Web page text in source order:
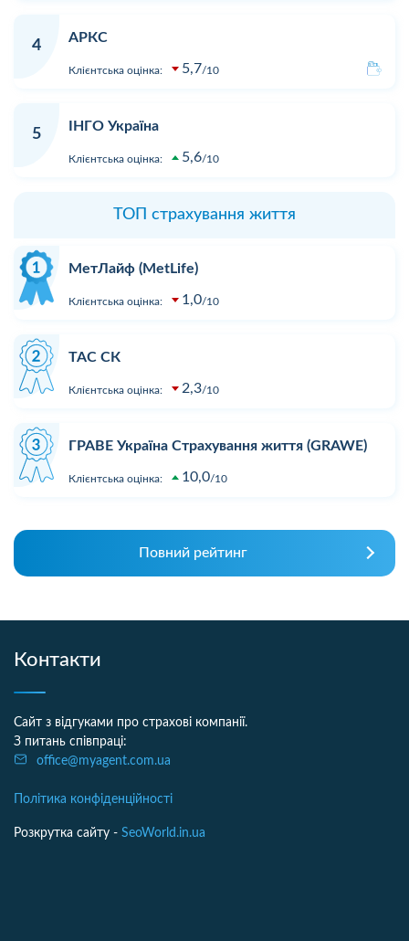
4
АРКС
Клієнтська оцінка: 5,7 10
5
ІНГО Україна
Клієнтська оцінка: 5,6 10
ТОП страхування життя
МетЛайф (MetLife)
Клієнтська оцінка: 1,0 10
ТАС СК
Клієнтська оцінка: 2,3 10
ГРАВЕ Україна Страхування життя (GRAWE)
Клієнтська оцінка: 10,0 10
Повний рейтинг
Контакти
Сайт з відгуками про страхові компанії.
З питань співпраці:
office@myagent.com.ua
Політика конфіденційності
Розкрутка сайту - SeoWorld.in.ua